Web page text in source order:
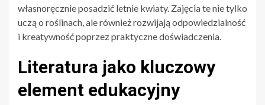
własnoręcznie posadzić letnie kwiaty. Zajęcia te nie tylko
uczą o roślinach, ale również rozwijają odpowiedzialność
i kreatywność poprzez praktyczne doświadczenia.
Literatura jako kluczowy
element edukacyjny